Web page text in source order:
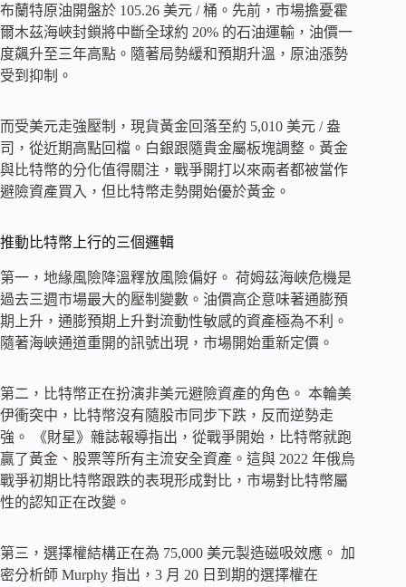
布蘭特原油開盤於 105.26 美元 / 桶。先前，市場擔憂霍
爾木茲海峽封鎖將中斷全球約 20% 的石油運輸，油價一
度飆升至三年高點。隨著局勢緩和預期升溫，原油漲勢
受到抑制。
而受美元走強壓制，現貨黃金回落至約 5,010 美元 / 盎
司，從近期高點回檔。白銀跟隨貴金屬板塊調整。黃金
與比特幣的分化值得關注，戰爭開打以來兩者都被當作
避險資產買入，但比特幣走勢開始優於黃金。
推動比特幣上行的三個邏輯
第一，地緣風險降溫釋放風險偏好。 荷姆茲海峽危機是
過去三週市場最大的壓制變數。油價高企意味著通膨預
期上升，通膨預期上升對流動性敏感的資產極為不利。
隨著海峽通道重開的訊號出現，市場開始重新定價。
第二，比特幣正在扮演非美元避險資產的角色。 本輪美
伊衝突中，比特幣沒有隨股市同步下跌，反而逆勢走
強。 《財星》雜誌報導指出，從戰爭開始，比特幣就跑
贏了黃金、股票等所有主流安全資產。這與 2022 年俄烏
戰爭初期比特幣跟跌的表現形成對比，市場對比特幣屬
性的認知正在改變。
第三，選擇權結構正在為 75,000 美元製造磁吸效應。 加
密分析師 Murphy 指出，3 月 20 日到期的選擇權在